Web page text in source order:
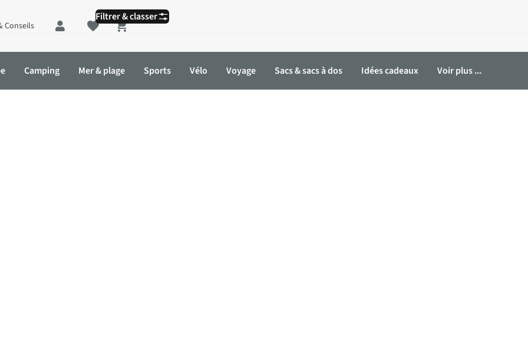
Conseils
Shopping cart
Camping Mer & plage Sports Vélo Voyage Sacs & sacs à dos Idées cadeaux Voir plus ...
Filtrer & classer